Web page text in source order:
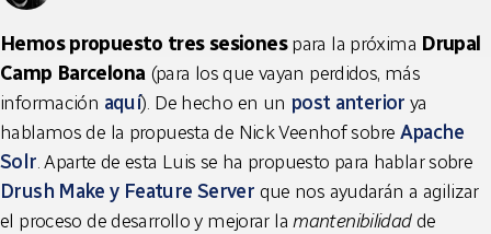
Hemos propuesto tres sesionespara la próxima Drupal
Camp Barcelona(para los que vayan perdidos, más
información aquí). De hecho en un post anterior ya
hablamos de la propuesta de Nick Veenhof sobre Apache
Solr. Aparte de esta Luis se ha propuesto para hablar sobre
Drush Make y Feature Server que nos ayudarán a agilizar
el proceso de desarrollo y mejorar lamantenibilidadde